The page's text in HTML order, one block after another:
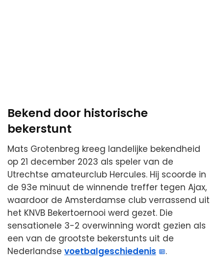
Bekend door historische
bekerstunt
Mats Grotenbreg kreeg landelijke bekendheid
op 21 december 2023 als speler van de
Utrechtse amateurclub Hercules. Hij scoorde in
de 93e minuut de winnende treffer tegen Ajax,
waardoor de Amsterdamse club verrassend uit
het KNVB Bekertoernooi werd gezet. Die
sensationele 3-2 overwinning wordt gezien als
een van de grootste bekerstunts uit de
Nederlandse voetbalgeschiedenis .